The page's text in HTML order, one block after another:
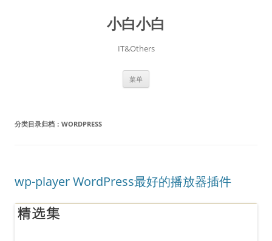
小白小白
IT&Others
菜单
分类目录归档： WORDPRESS
wp-player WordPress最好的播放器插件